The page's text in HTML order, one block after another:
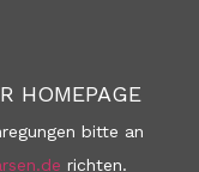
HOMEPAGE
bitte an
richten.